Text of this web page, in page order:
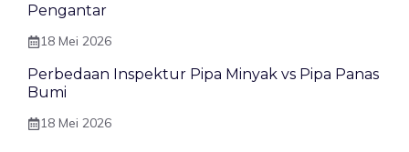
Pengantar
18 Mei 2026
Perbedaan Inspektur Pipa Minyak vs Pipa Panas
Bumi
18 Mei 2026